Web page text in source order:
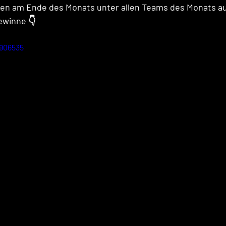
am Ende des Monats unter allen Teams des Monats
👇